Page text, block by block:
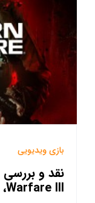
بازی ویدیویی
Warfare III، بالاخره خوب یا بد؟